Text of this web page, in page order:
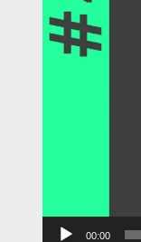
Tocador00:00